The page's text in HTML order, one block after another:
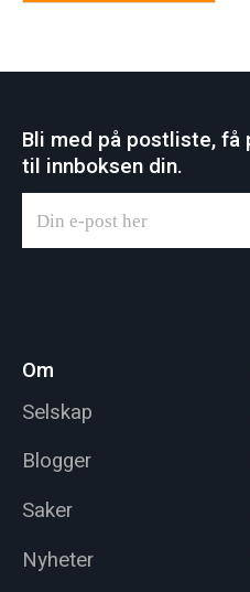
Bli med på postliste,
til innboksen din.
Om
Selskap
Blogger
Saker
Nyheter